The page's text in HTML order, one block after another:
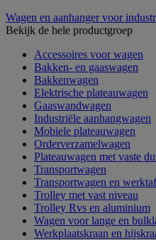
Wagen en aanhanger voor
Bekijk de hele productgroep
Accessoires voor wagen
Bakken- en gaaswagen
Bakkenwagen
Elektrische plateauwagen
Gaaswandwagen
Industriële aanhangwagen
Mobiele plateauwagen
Orderverzamelwagen
Plateauwagen met vaste
Transportwagen
Transportwagen en
Trolley met vast niveau
Trolley Rvs en aluminium
Wagen voor lange en
Werkplaatskraan en